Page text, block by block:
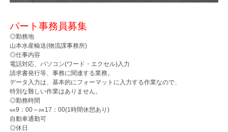
パート事務員募集
◎勤務地
山本水産輸送(物流課事務所)
◎仕事内容
電話対応、パソコン(ワード・エクセル)入力
請求書発行等、事務に関連する業務。
データ入力は、基本的にフォーマットに入力する作業なので、
特別な難しい作業はありません。
◎勤務時間
㏂9：00～㏘17：00(1時間休憩あり)
自動車通勤可
◎休日